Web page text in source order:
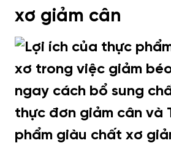
xơ giảm cân